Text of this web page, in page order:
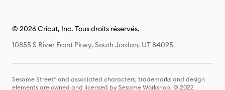
© 2026 Cricut, Inc. Tous droits réservés.
10855 S River Front Pkwy, South Jordan, UT 84095
Sesame Street® and associated characters, trademarks and design
elements are owned and licensed by Sesame Workshop. © 2022